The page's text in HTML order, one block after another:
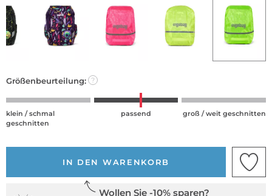
Größenbeurteilung: ?
klein / schmal
geschnitten
passend groß / weit geschnitten
IN DEN WARENKORB
Wollen Sie -10% sparen?